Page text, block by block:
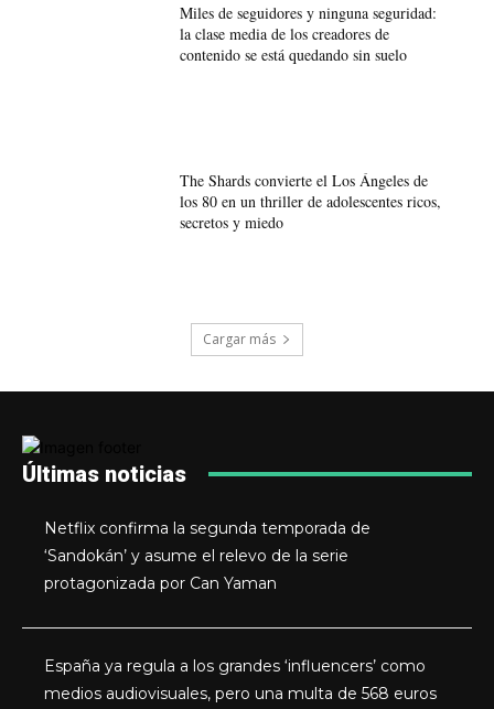
Miles de seguidores y ninguna seguridad:
la clase media de los creadores de
contenido se está quedando sin suelo
The Shards convierte el Los Ángeles de
los 80 en un thriller de adolescentes ricos,
secretos y miedo
Cargar más
Últimas noticias
Netflix confirma la segunda temporada de
‘Sandokán’ y asume el relevo de la serie
protagonizada por Can Yaman
España ya regula a los grandes ‘influencers’ como
medios audiovisuales, pero una multa de 568 euros